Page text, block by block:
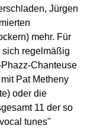
Jürgen
mehr. Für
regelmäßig
Chanteuse
Pat Metheny
oder die
11 der so
tunes"